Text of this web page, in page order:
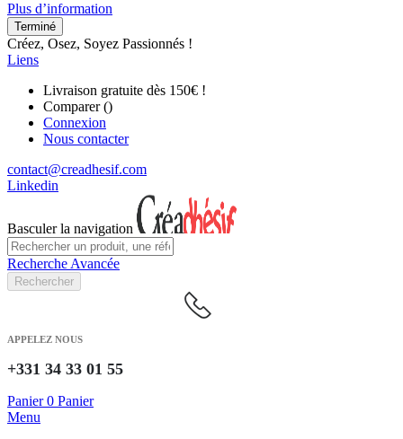
Plus d’information
Terminé
Créez, Osez, Soyez Passionnés !
Liens
Livraison gratuite dès 150€ !
Comparer ()
Connexion
Nous contacter
contact@creadhesif.com
Linkedin
Basculer la navigation
Recherche Avancée
Rechercher
APPELEZ NOUS
+331 34 33 01 55
Panier 0 Panier
Menu